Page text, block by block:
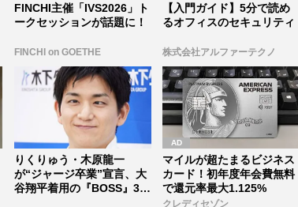
FINCHI主催「IVS2026」ト
ークセッションが話題に！
FINCHI on GOETHE
【入門ガイド】5分で読め
るオフィスのセキュリティ
株式会社アルファーテクノ
りくりゅう・木原龍一
が“ジャージ卒業”宣言、大
谷翔平着用の『BOSS』37
マイルが超たまるビジネス
カード！初年度年会費無料
で還元率最大1.125%
クレディセゾン